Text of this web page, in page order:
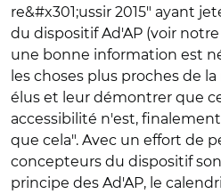
re&#x301;ussir 2015" ayant
du dispositif Ad'AP (voir
une bonne information est
les choses plus proches de
élus et leur démontrer que
accessibilité n'est,
que cela". Avec un effort de
concepteurs du dispositif
principe des Ad'AP, le